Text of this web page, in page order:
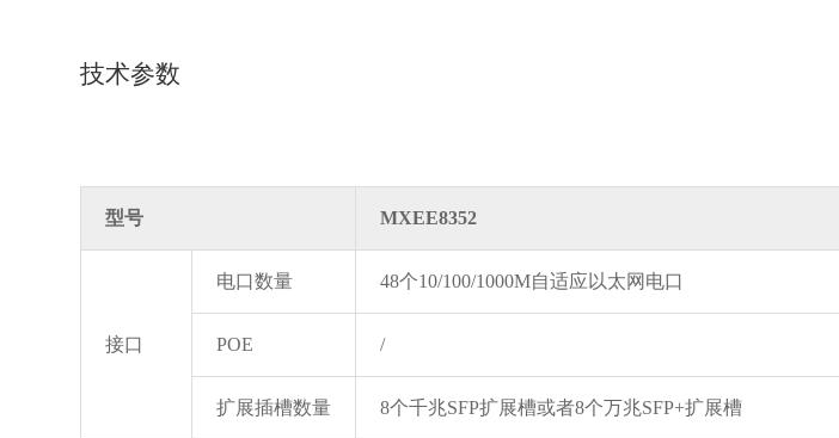
技术参数
型号 MXEE8352
接口
电口数量 48个10/100/1000M自适应以太网电口
POE /
扩展插槽数量 8个千兆SFP扩展槽或者8个万兆SFP+扩展槽